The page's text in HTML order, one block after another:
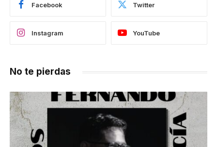
Facebook Twitter
Instagram YouTube
No te pierdas